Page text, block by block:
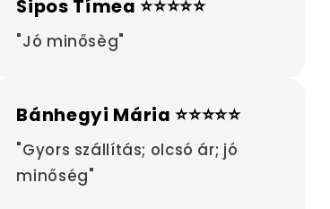
Sipos Tímea ⭐⭐⭐⭐⭐
"Jó minősèg"
Bánhegyi Mária ⭐⭐⭐⭐⭐
"Gyors szállítás; olcsó ár; jó
minőség"